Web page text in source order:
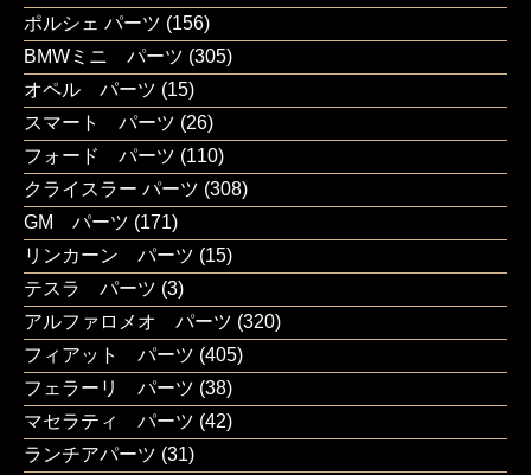
ポルシェ パーツ (156)
BMWミニ パーツ (305)
オペル パーツ (15)
スマート パーツ (26)
フォード パーツ (110)
クライスラー パーツ (308)
GM パーツ (171)
リンカーン パーツ (15)
テスラ パーツ (3)
アルファロメオ パーツ (320)
フィアット パーツ (405)
フェラーリ パーツ (38)
マセラティ パーツ (42)
ランチアパーツ (31)